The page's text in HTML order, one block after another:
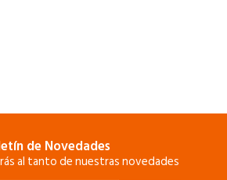
de Novedades
al tanto de nuestras novedades